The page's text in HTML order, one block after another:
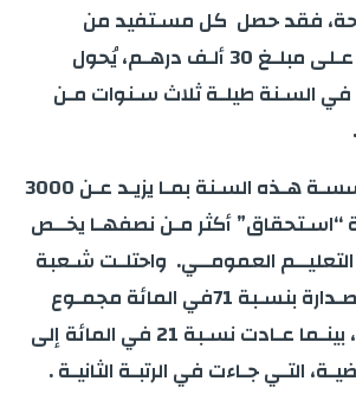
فقد حصل كل مسـتفيد من
المتفوقين ال2919 عـلى مبلـغ 30 ألـف درهـم، يُحول
السـنة طيلـة ثلاث سـنوات مـن
وقـد توصلـت المؤسسـة هـذه السـنة بمـا يزيـد عـن 3000
“اسـتحقاق” أكثر مـن نصفهـا يخــص
العمومــي. واحتلـت شـعبة
العلـوم التجريبيـة الصـدارة بنسـبة 71في المائة مجمـوع
الملفـات المقبولـة، بينـما عـادت نسـبة 21 في المائة إلى
التـي جـاءت في الرتبـة الثانيـة .